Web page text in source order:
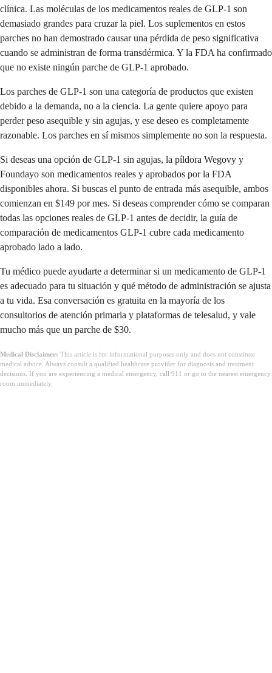
clínica. Las moléculas de los medicamentos reales de GLP-1 son
demasiado grandes para cruzar la piel. Los suplementos en estos
parches no han demostrado causar una pérdida de peso significativa
cuando se administran de forma transdérmica. Y la FDA ha confirmado
que no existe ningún parche de GLP-1 aprobado.
Los parches de GLP-1 son una categoría de productos que existen
debido a la demanda, no a la ciencia. La gente quiere apoyo para
perder peso asequible y sin agujas, y ese deseo es completamente
razonable. Los parches en sí mismos simplemente no son la respuesta.
Si deseas una opción de GLP-1 sin agujas, la píldora Wegovy y
Foundayo son medicamentos reales y aprobados por la FDA
disponibles ahora. Si buscas el punto de entrada más asequible, ambos
comienzan en $149 por mes. Si deseas comprender cómo se comparan
todas las opciones reales de GLP-1 antes de decidir, la guía de
comparación de medicamentos GLP-1 cubre cada medicamento
aprobado lado a lado.
Tu médico puede ayudarte a determinar si un medicamento de GLP-1
es adecuado para tu situación y qué método de administración se ajusta
a tu vida. Esa conversación es gratuita en la mayoría de los
consultorios de atención primaria y plataformas de telesalud, y vale
mucho más que un parche de $30.
Medical Disclaimer: This article is for informational purposes only and does not constitute
medical advice. Always consult a qualified healthcare provider for diagnosis and treatment
decisions. If you are experiencing a medical emergency, call 911 or go to the nearest emergency
room immediately.